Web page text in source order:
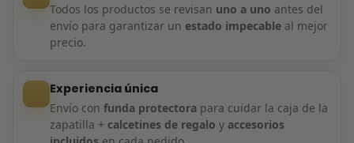
Todos los productos se revisan uno a uno antes del
envío para garantizar un estado impecableal mejor
precio.
Experiencia única
Envío con funda protectorapara cuidar la caja de la
zapatilla + calcetines de regalo y accesorios